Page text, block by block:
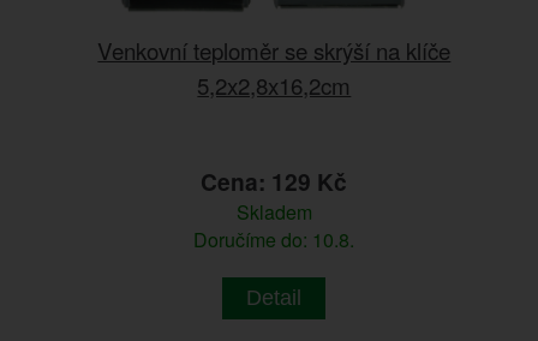
Venkovní teploměr se skrýší na klíče
5,2x2,8x16,2cm
Cena: 129 Kč
Skladem
Doručíme do: 10.8.
Detail